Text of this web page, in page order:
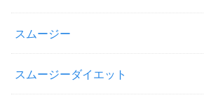
スムージー
スムージーダイエット